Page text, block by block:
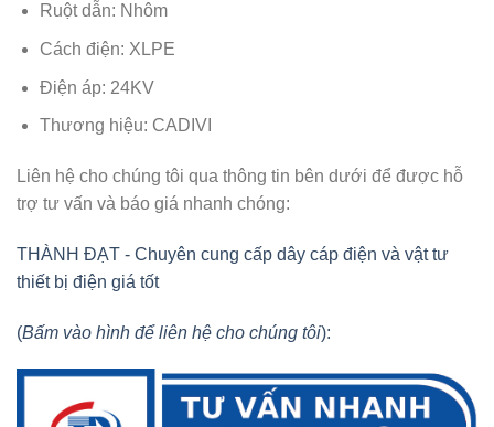
Ruột dẫn: Nhôm
Cách điện: XLPE
Điện áp: 24KV
Thương hiệu: CADIVI
Liên hệ cho chúng tôi qua thông tin bên dưới để được hỗ
trợ tư vấn và báo giá nhanh chóng:
THÀNH ĐẠT - Chuyên cung cấp dây cáp điện và vật tư
thiết bị điện giá tốt
(Bấm vào hình để liên hệ cho chúng tôi):